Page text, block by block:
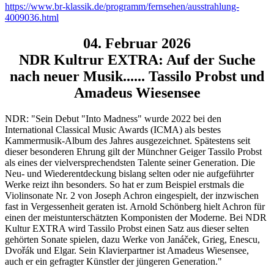
https://www.br-klassik.de/programm/fernsehen/ausstrahlung-
4009036.html
04. Februar 2026
NDR Kultrur EXTRA: Auf der Suche
nach neuer Musik...... Tassilo Probst und
Amadeus Wiesensee
NDR: "Sein Debut "Into Madness" wurde 2022 bei den
International Classical Music Awards (ICMA) als bestes
Kammermusik-Album des Jahres ausgezeichnet. Spätestens seit
dieser besonderen Ehrung gilt der Münchner Geiger Tassilo Probst
als eines der vielversprechendsten Talente seiner Generation. Die
Neu- und Wiederentdeckung bislang selten oder nie aufgeführter
Werke reizt ihn besonders. So hat er zum Beispiel erstmals die
Violinsonate Nr. 2 von Joseph Achron eingespielt, der inzwischen
fast in Vergessenheit geraten ist. Arnold Schönberg hielt Achron für
einen der meistunterschätzten Komponisten der Moderne. Bei NDR
Kultur EXTRA wird Tassilo Probst einen Satz aus dieser selten
gehörten Sonate spielen, dazu Werke von Janáček, Grieg, Enescu,
Dvořák und Elgar. Sein Klavierpartner ist Amadeus Wiesensee,
auch er ein gefragter Künstler der jüngeren Generation."